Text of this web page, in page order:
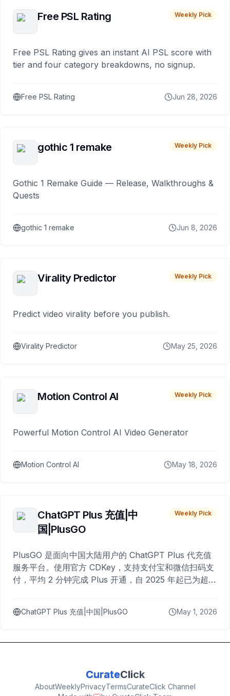
Free PSL Rating Weekly Pick
Free PSL Rating gives an instant AI PSL score with
tier and four category breakdowns, no signup.
Free PSL Rating Jun 28, 2026
gothic 1 remake Weekly Pick
Gothic 1 Remake Guide — Release, Walkthroughs &
Quests
gothic 1 remake Jun 8, 2026
Virality Predictor Weekly Pick
Predict video virality before you publish.
Virality Predictor May 25, 2026
Motion Control AI Weekly Pick
Powerful Motion Control AI Video Generator
Motion Control AI May 18, 2026
ChatGPT Plus 充值|中
国|PlusGO
Weekly Pick
PlusGO 是面向中国大陆用户的 ChatGPT Plus 代充值
服务平台。使用官方 CDKey，支持支付宝和微信扫码支
付，平均 2 分钟完成 Plus 开通，自 2025 年起已为超过
ChatGPT Plus 充值|中国|PlusGO May 1, 2026
CurateClick
AboutWeeklyPrivacyTermsCurateClick Channel